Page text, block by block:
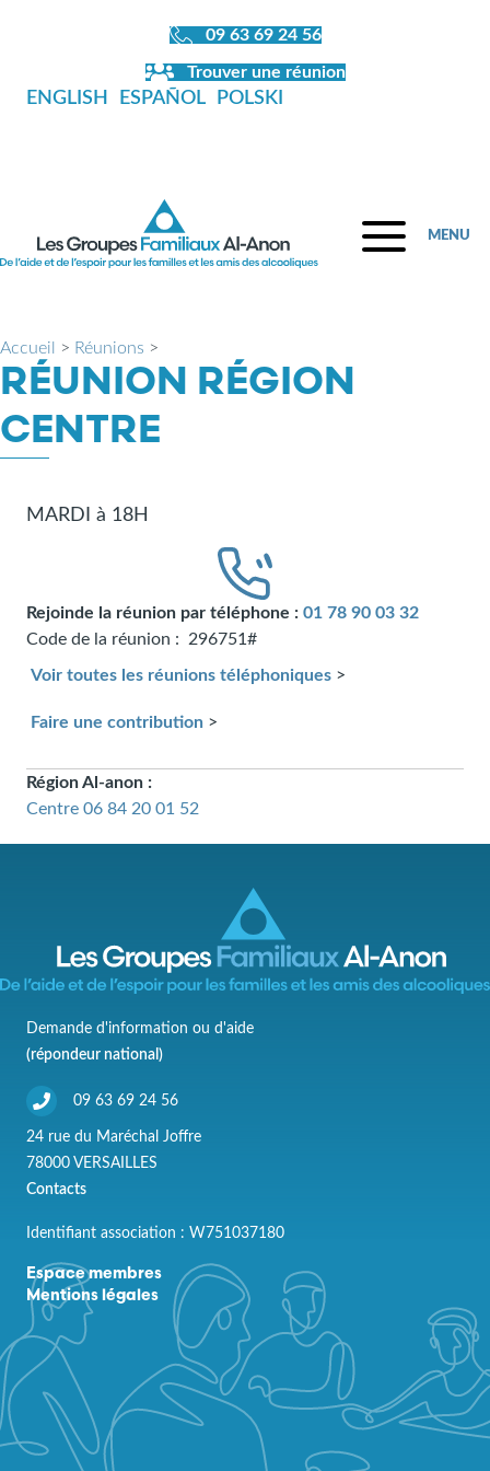
09 63 69 24 56
Trouver une réunion
ENGLISH ESPAÑOL POLSKI
MENU
Accueil > Réunions >
RÉUNION RÉGION
CENTRE
MARDI à 18H
Rejoinde la réunion par téléphone : 01 78 90 03 32
Code de la réunion :
296751#
Voir toutes les réunions téléphoniques >
Faire une contribution >
Région Al-anon :
Centre 06 84 20 01 52
Demande d'information ou d'aide
(répondeur national)
09 63 69 24 56
24 rue du Maréchal Joffre
78000 VERSAILLES
Contacts
Identifiant association : W751037180
Espace membres
Mentions légales